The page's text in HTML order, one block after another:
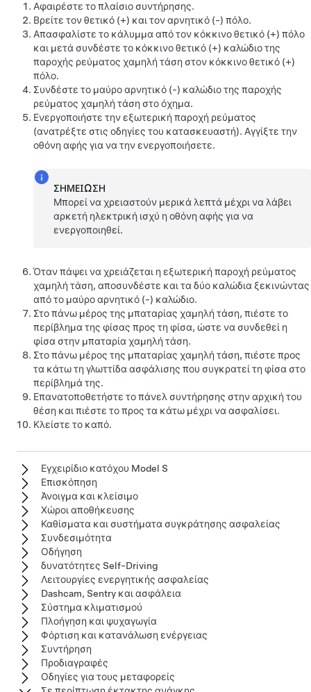
Αφαιρέστε το πλαίσιο συντήρησης.
Βρείτε τον θετικό (+) και τον αρνητικό (-) πόλο.
Απασφαλίστε το κάλυμμα από τον κόκκινο θετικό (+) πόλο
και μετά συνδέστε το κόκκινο θετικό (+) καλώδιο της
παροχής ρεύματος χαμηλή τάση στον κόκκινο θετικό (+)
πόλο.
Συνδέστε το μαύρο αρνητικό (-) καλώδιο της παροχής
ρεύματος χαμηλή τάση στο όχημα.
Ενεργοποιήστε την εξωτερική παροχή ρεύματος
(ανατρέξτε στις οδηγίες του κατασκευαστή). Αγγίξτε την
οθόνη αφής για να την ενεργοποιήσετε.
ΣΗΜΕΊΩΣΗ
Μπορεί να χρειαστούν μερικά λεπτά μέχρι να λάβει
αρκετή ηλεκτρική ισχύ η οθόνη αφής για να
ενεργοποιηθεί.
Όταν πάψει να χρειάζεται η εξωτερική παροχή ρεύματος
χαμηλή τάση, αποσυνδέστε και τα δύο καλώδια ξεκινώντας
από το μαύρο αρνητικό (-) καλώδιο.
Στο πάνω μέρος της μπαταρίας χαμηλή τάση, πιέστε το
περίβλημα της φίσας προς τη φίσα, ώστε να συνδεθεί η
φίσα στην μπαταρία χαμηλή τάση.
Στο πάνω μέρος της μπαταρίας χαμηλή τάση, πιέστε προς
τα κάτω τη γλωττίδα ασφάλισης που συγκρατεί τη φίσα στο
περίβλημά της.
Επανατοποθετήστε το πάνελ συντήρησης στην αρχική του
θέση και πιέστε το προς τα κάτω μέχρι να ασφαλίσει.
Κλείστε το καπό.
Εγχειρίδιο κατόχου Model S
Επισκόπηση
Άνοιγμα και κλείσιμο
Χώροι αποθήκευσης
Καθίσματα και συστήματα συγκράτησης ασφαλείας
Συνδεσιμότητα
Οδήγηση
δυνατότητες Self-Driving
Λειτουργίες ενεργητικής ασφαλείας
Dashcam, Sentry και ασφάλεια
Σύστημα κλιματισμού
Πλοήγηση και ψυχαγωγία
Φόρτιση και κατανάλωση ενέργειας
Συντήρηση
Προδιαγραφές
Οδηγίες για τους μεταφορείς